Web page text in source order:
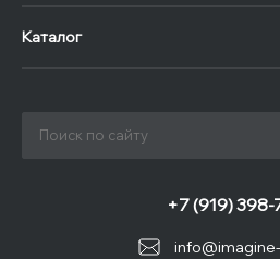
Каталог
+7 (919)